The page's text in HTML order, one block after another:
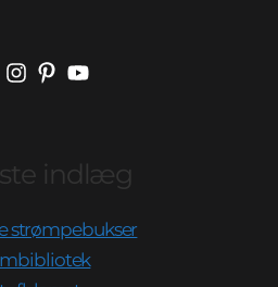
indlæg
strømpebukser